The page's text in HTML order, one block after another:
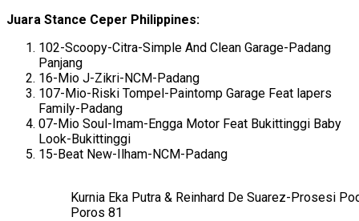
Juara Stance Ceper Philippines:
102-Scoopy-Citra-Simple And Clean Garage-Padang
Panjang
16-Mio J-Zikri-NCM-Padang
107-Mio-Riski Tompel-Paintomp Garage Feat lapers
Family-Padang
07-Mio Soul-Imam-Engga Motor Feat Bukittinggi Baby
Look-Bukittinggi
15-Beat New-Ilham-NCM-Padang
Kurnia Eka Putra & Reinhard De Suarez-Prosesi
Poros 81